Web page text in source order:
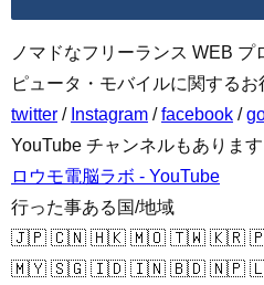
ノマドなフリーランス WEB プ
ピュータ・モバイルに関するお
twitter / Instagram /facebook /
YouTube チャンネルもあります
ロウモ電脳ラボ - YouTube
行った事ある国/地域
🇯🇵 🇨🇳 🇭🇰 🇲🇴 🇹🇼 🇰🇷
🇲🇾 🇸🇬 🇮🇩 🇮🇳 🇧🇩 🇳🇵